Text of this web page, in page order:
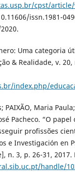
cpst/article/
issn.1981-
Uma categoria
& Realidade, v.
index.php/
PAIXÃO, Maria
Pacheco. “O
profissões
e Investigación en
n. 3, p. 26-31, 2017.
handle/